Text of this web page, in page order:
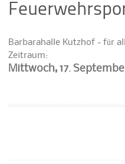
Barbarahalle Kutzhof - für
Zeitraum:
Mittwoch, 17.